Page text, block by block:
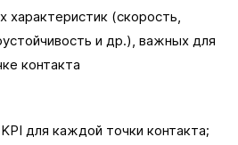
характеристик (скорость,
и др.), важных для
контакта
для каждой точки контакта;